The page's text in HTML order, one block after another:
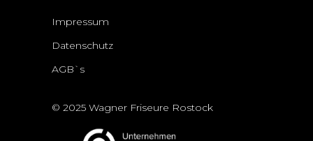
Impressum
Datenschutz
AGB`s
© 2025 Wagner Friseure Rostock